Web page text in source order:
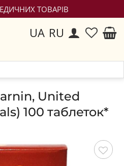
ТОВАРІВ
UA RU
United
100 таблеток*